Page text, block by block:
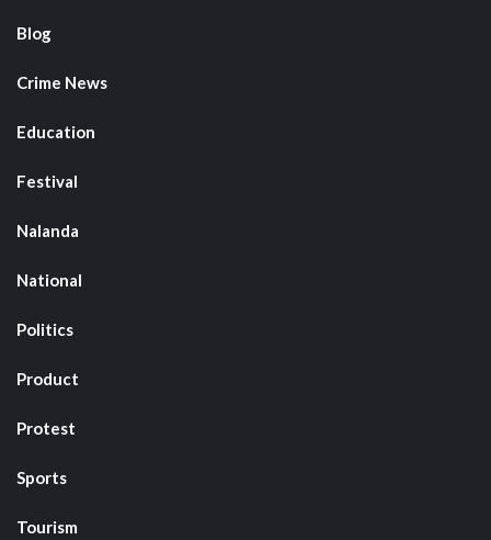
Blog
Crime News
Education
Festival
Nalanda
National
Politics
Product
Protest
Sports
Tourism